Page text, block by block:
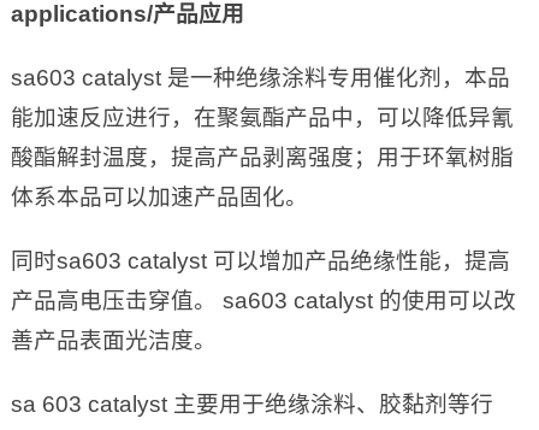
applications/产品应用
sa603 catalyst 是一种绝缘涂料专用催化剂，本品
能加速反应进行，在聚氨酯产品中，可以降低异氰
酸酯解封温度，提高产品剥离强度；用于环氧树脂
体系本品可以加速产品固化。
同时sa603 catalyst 可以增加产品绝缘性能，提高
产品高电压击穿值。 sa603 catalyst 的使用可以改
善产品表面光洁度。
sa 603 catalyst 主要用于绝缘涂料、胶黏剂等行